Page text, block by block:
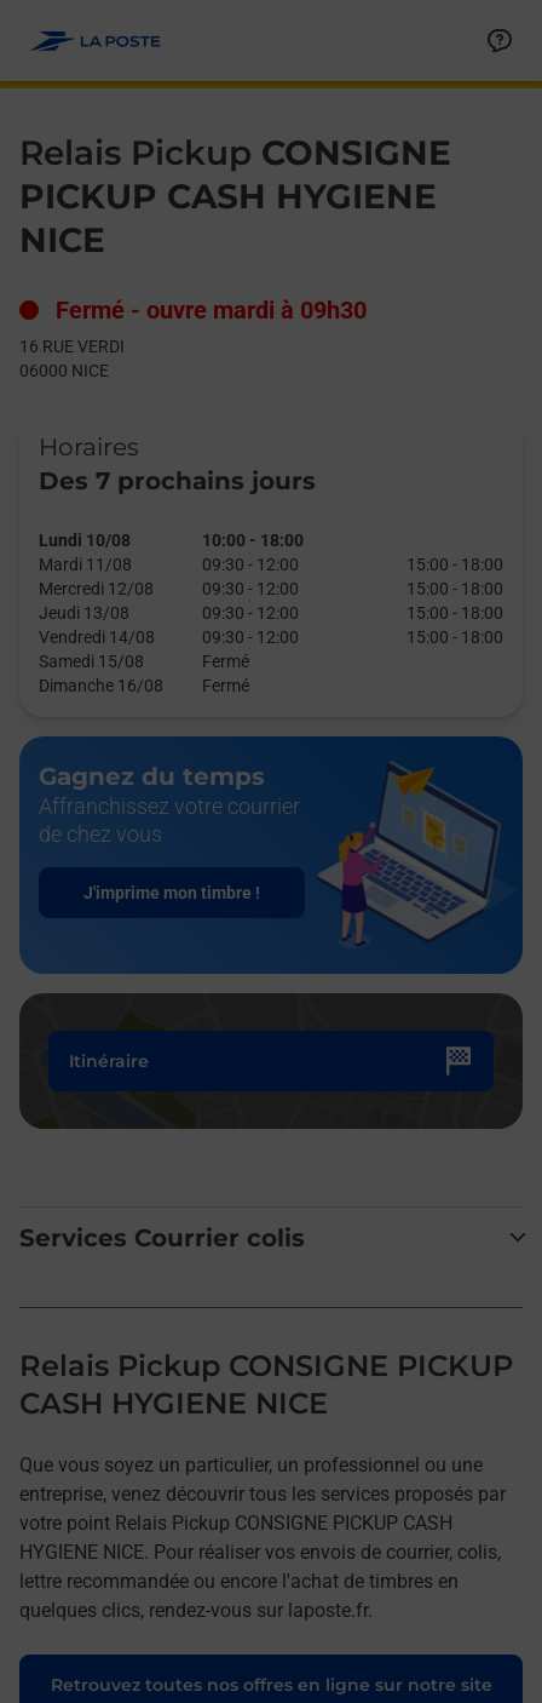
Relais Pickup CONSIGNE
PICKUP CASH HYGIENE
NICE
Fermé - ouvre mardi à 09h30
16 RUE VERDI
06000 NICE
Horaires
Des 7 prochains jours
Lundi 10/08 10:00 - 18:00
Mardi 11/08
09:30 - 12:00 15:00 - 18:00
Mercredi 12/08
09:30 - 12:00 15:00 - 18:00
Jeudi 13/08
09:30 - 12:00 15:00 - 18:00
Vendredi 14/08
09:30 - 12:00 15:00 - 18:00
Samedi 15/08
Fermé
Dimanche 16/08
Fermé
Gagnez du temps
Affranchissez votre courrier
de chez vous
J'imprime mon timbre !
Itinéraire
Services Courrier colis
Relais Pickup CONSIGNE PICKUP
CASH HYGIENE NICE
Que vous soyez un particulier, un professionnel ou une
entreprise, venez découvrir tous les services proposés par
votre point Relais Pickup CONSIGNE PICKUP CASH
HYGIENE NICE. Pour réaliser vos envois de courrier, colis,
lettre recommandée ou encore l'achat de timbres en
quelques clics, rendez-vous sur laposte.fr.
Retrouvez toutes nos offres en ligne sur notre site